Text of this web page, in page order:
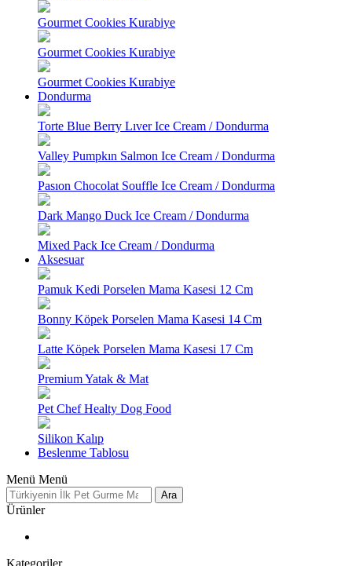
Gourmet Cookies Kurabiye
Gourmet Cookies Kurabiye
Gourmet Cookies Kurabiye
Dondurma
Torte Blue Berry Lıver Ice Cream / Dondurma
Valley Pumpkın Salmon Ice Cream / Dondurma
Pasıon Chocolat Souffle Ice Cream / Dondurma
Dark Mango Duck Ice Cream / Dondurma
Mixed Pack Ice Cream / Dondurma
Aksesuar
Pamuk Kedi Porselen Mama Kasesi 12 Cm
Bonny Köpek Porselen Mama Kasesi 14 Cm
Latte Köpek Porselen Mama Kasesi 17 Cm
Premium Yatak & Mat
Pet Chef Healty Dog Food
Silikon Kalıp
Beslenme Tablosu
Menü Menü
Ara
Ürünler
Kategoriler